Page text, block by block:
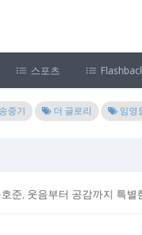
스포츠
송중기 더 글로리 임영
호준, 웃음부터 공감까지 특